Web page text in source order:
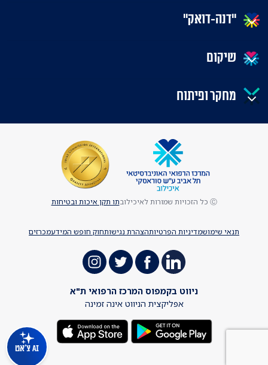
AI צ'אט
"דנה-דואק"
שיקום
מחקר ופיתוח
תנאי שימושמדיניות הפרטיותהצהרת נגישותחוק חופש המידעמכרזים
Ⓒ כל הזכויות שמורות לאיכילוב תו תקן איכות ובטיחות
ניווט בקמפוס המרכז הרפואי ת"א
אפליקצית הניווט אינה זמינה